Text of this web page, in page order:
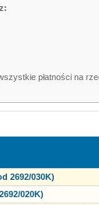
płatności na
2692/030K)
020K)